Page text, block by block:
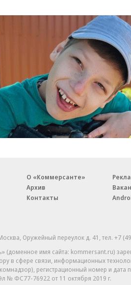
О «Коммерсанте»
Архив
Контакты
Оружейный переулок д. 41,тел. +7
(доменное имя сайта: kommersant.ru)
в сфере связи, информационных
регистрационный номер и дата
№ ФС77-76922 от 11 октября 2019 г.